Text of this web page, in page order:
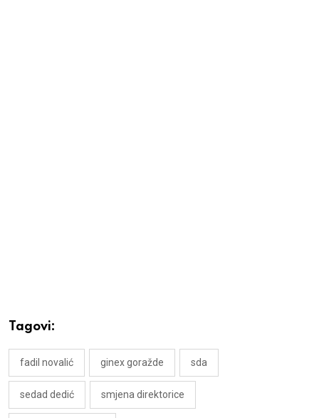
Tagovi:
fadil novalić ginex goražde sda
sedad dedić smjena direktorice